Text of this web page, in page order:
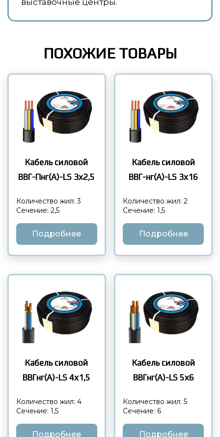
выставочные центры.
ПОХОЖИЕ ТОВАРЫ
Кабель силовой
ВВГ-Пнг(А)-LS 3х2,5
Количество жил: 3
Сечение: 2,5
Подробнее
Кабель силовой
ВВГ-нг(А)-LS 3х16
Количество жил: 2
Сечение: 1,5
Подробнее
Кабель силовой
ВВГнг(А)-LS 4х1,5
Количество жил: 4
Сечение: 1,5
Подробнее
Кабель силовой
ВВГнг(А)-LS 5х6
Количество жил: 5
Сечение: 6
Подробнее